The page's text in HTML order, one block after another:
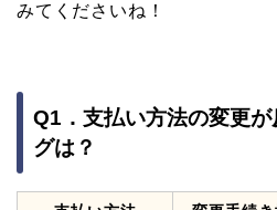
みてくださいね！
Q1．支払い方法の変更
グは？